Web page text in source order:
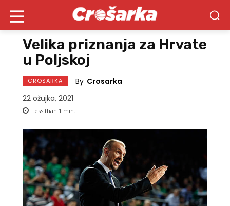
Velika priznanja za Hrvate
u Poljskoj
CROSARKA By Crosarka
22 ožujka, 2021
Less than 1 min.